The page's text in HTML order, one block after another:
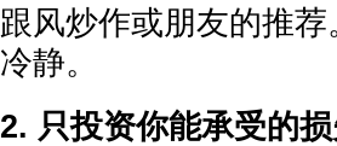
跟风炒作或朋友的推
冷静。
2. 只投资你能承受的